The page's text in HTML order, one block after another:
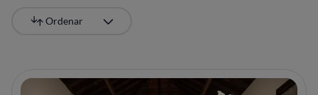
Ordenar
Más recientes